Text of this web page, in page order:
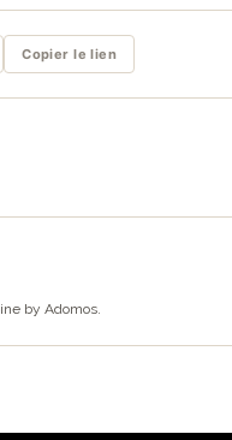
Copier le lien
by Adomos.